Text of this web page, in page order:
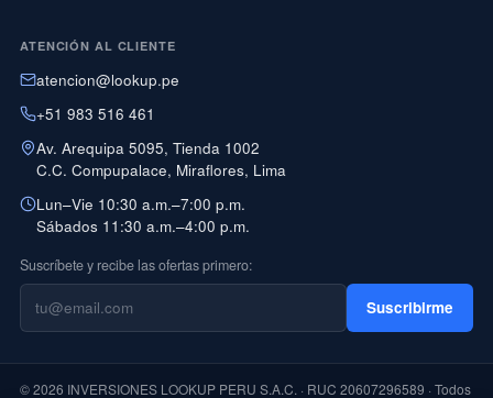
ATENCIÓN AL CLIENTE
atencion@lookup.pe
+51 983 516 461
Av. Arequipa 5095, Tienda 1002
C.C. Compupalace, Miraflores, Lima
Lun–Vie 10:30 a.m.–7:00 p.m.
Sábados 11:30 a.m.–4:00 p.m.
Suscríbete y recibe las ofertas primero:
Suscribirme
© 2026 INVERSIONES LOOKUP PERU S.A.C. · RUC 20607296589 · Todos